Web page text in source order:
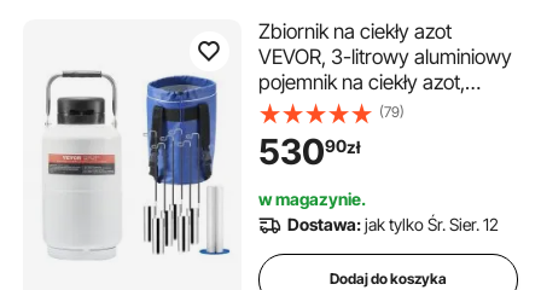
Zbiornik na ciekły azot
VEVOR, 3-litrowy aluminiowy
pojemnik na ciekły azot,
zbiornik Dewara na LN2 z 6
kanistrami i torbą
transportową z paskami,
przemysłu kosmetycznego,
do przechowywania nasienia,
do zastosowań naukowych
(79)
53090zł
w magazynie.
Dostawa:jak tylko Śr. Sier. 12
Dodaj do koszyka